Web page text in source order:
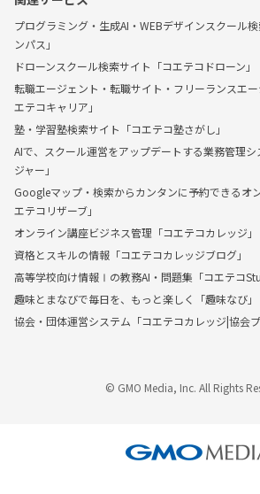
プログラミング・生成AI・WEBデザインスクール
ンパス」
ドローンスクール検索サイト「コエテコドローン」
転職エージェント・転職サイト・フリーランスエ
エテコキャリア」
塾・学習塾検索サイト「コエテコ塾さがし」
AIで、スクール運営をアップデートする業務管理
ジャー」
Googleマップ・検索からカンタンに予約できるオ
エテコリザーブ」
オンライン講座ビジネス管理「コエテコカレッジ」
資格とスキルの情報「コエテコカレッジブログ」
高等学校向け情報Ⅰの教務AI・問題集「コエテコ
趣味とまなびで毎日を、もっと楽しく「趣味なび」
協会・団体運営システム「コエテコカレッジ|協会プ
© GMO Media, Inc. All Rights